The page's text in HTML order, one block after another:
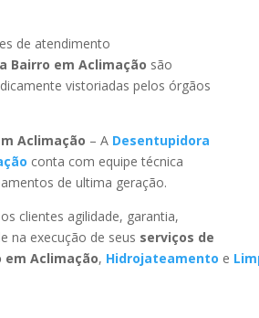
de atendimento
Bairro em Aclimação são
vistoriadas pelos órgãos
Aclimação – A Desentupidora
conta com equipe técnica
de ultima geração.
clientes agilidade, garantia,
na execução de seus serviços de
em Aclimação, Hidrojateamento e